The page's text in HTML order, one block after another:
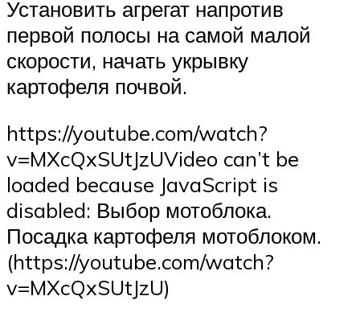
Установить агрегат напротив
первой полосы на самой малой
скорости, начать укрывку
картофеля почвой.
https://youtube.com/watch?
v=MXcQxSUtJzUVideo can’t be
loaded because JavaScript is
disabled: Выбор мотоблока.
Посадка картофеля мотоблоком.
(https://youtube.com/watch?
v=MXcQxSUtJzU)